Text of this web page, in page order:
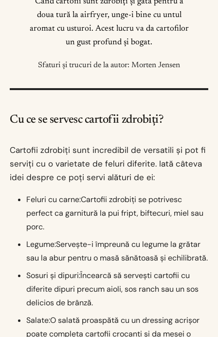
Când cartofii sunt zdrobiți și gata pentru a
doua tură la airfryer, unge-i bine cu untul
aromat cu usturoi. Acest lucru va da cartofilor
un gust profund și bogat.
Sfaturi și trucuri de la autor: Morten Jensen
Cu ce se servesc cartofii zdrobiți?
Cartofii zdrobiți sunt incredibil de versatili și pot fi
serviți cu o varietate de feluri diferite. Iată câteva
idei despre ce poți servi alături de ei:
Feluri cu carne:Cartofii zdrobiți se potrivesc
perfect ca garnitură la pui fript, biftecuri, miel sau
porc.
Legume:Servește-i împreună cu legume la grătar
sau la abur pentru o masă sănătoasă și echilibrată.
Sosuri și dipuri:Încearcă să servești cartofii cu
diferite dipuri precum aioli, sos ranch sau un sos
delicios de brânză.
Salate:O salată proaspătă cu un dressing acrișor
poate completa cartofii crocanți și da mesei o